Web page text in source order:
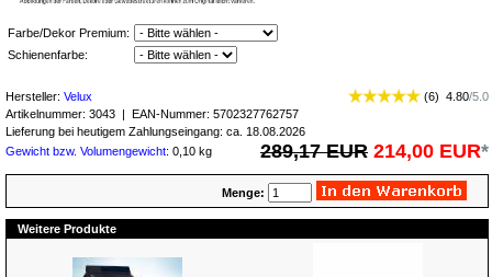
Farbe/Dekor Premium:
Schienenfarbe:
Hersteller: Velux (6) 4.80/5.0
Artikelnummer: 3043 | EAN-Nummer: 5702327762757
Lieferung bei heutigem Zahlungseingang: ca. 18.08.2026
Gewicht bzw. Volumengewicht: 0,10 kg 289,17 EUR 214,00 EUR*
Menge:
Weitere Produkte